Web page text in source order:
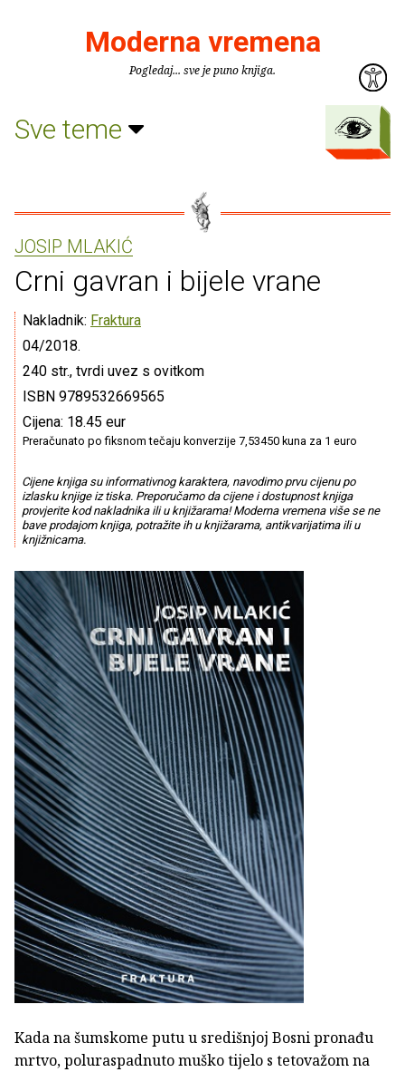
Moderna vremena
Pogledaj... sve je puno knjiga.
Sve teme
JOSIP MLAKIĆ
Crni gavran i bijele vrane
Nakladnik: Fraktura
04/2018.
240 str., tvrdi uvez s ovitkom
ISBN 9789532669565
Cijena: 18.45 eur
Preračunato po fiksnom tečaju konverzije 7,53450 kuna za 1 euro
Cijene knjiga su informativnog karaktera, navodimo prvu cijenu po
izlasku knjige iz tiska. Preporučamo da cijene i dostupnost knjiga
provjerite kod nakladnika ili u knjižarama! Moderna vremena više se ne
bave prodajom knjiga, potražite ih u knjižarama, antikvarijatima ili u
knjižnicama.
Kada na šumskome putu u središnjoj Bosni pronađu
mrtvo, poluraspadnuto muško tijelo s tetovažom na